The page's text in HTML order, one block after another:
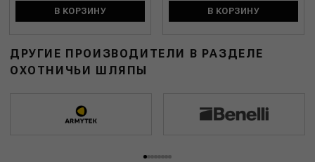
В КОРЗИНУ В КОРЗИНУ
ДРУГИЕ ПРОИЗВОДИТЕЛИ В РАЗДЕЛЕ
ОХОТНИЧЬИ ШЛЯПЫ